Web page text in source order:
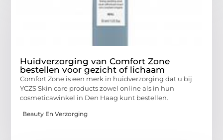
Huidverzorging van Comfort Zone
bestellen voor gezicht of lichaam
Comfort Zone is een merk in huidverzorging dat u bij
YCZS Skin care products zowel online als in hun
cosmeticawinkel in Den Haag kunt bestellen.
Beauty En Verzorging